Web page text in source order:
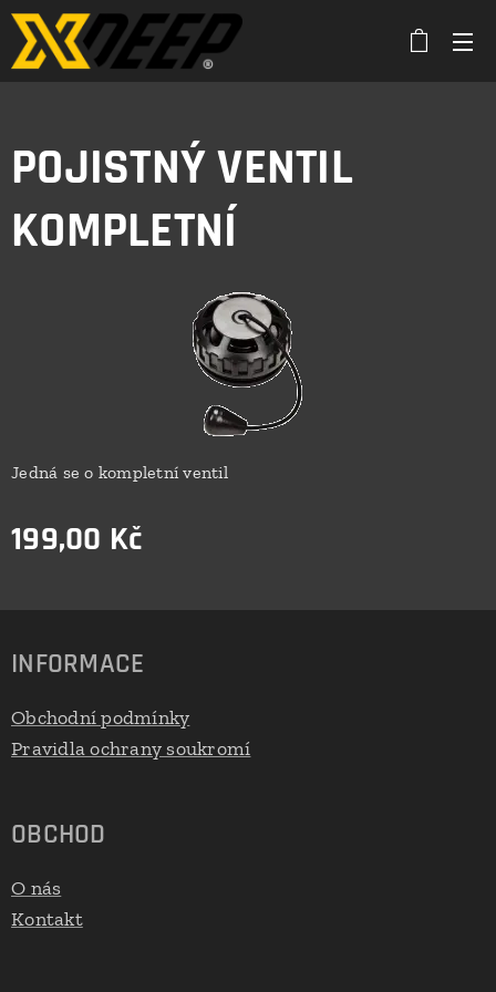
POJISTNÝ VENTIL
KOMPLETNÍ
Jedná se o kompletní ventil
199,00 Kč
INFORMACE
Obchodní podmínky
Pravidla ochrany soukromí
OBCHOD
O nás
Kontakt